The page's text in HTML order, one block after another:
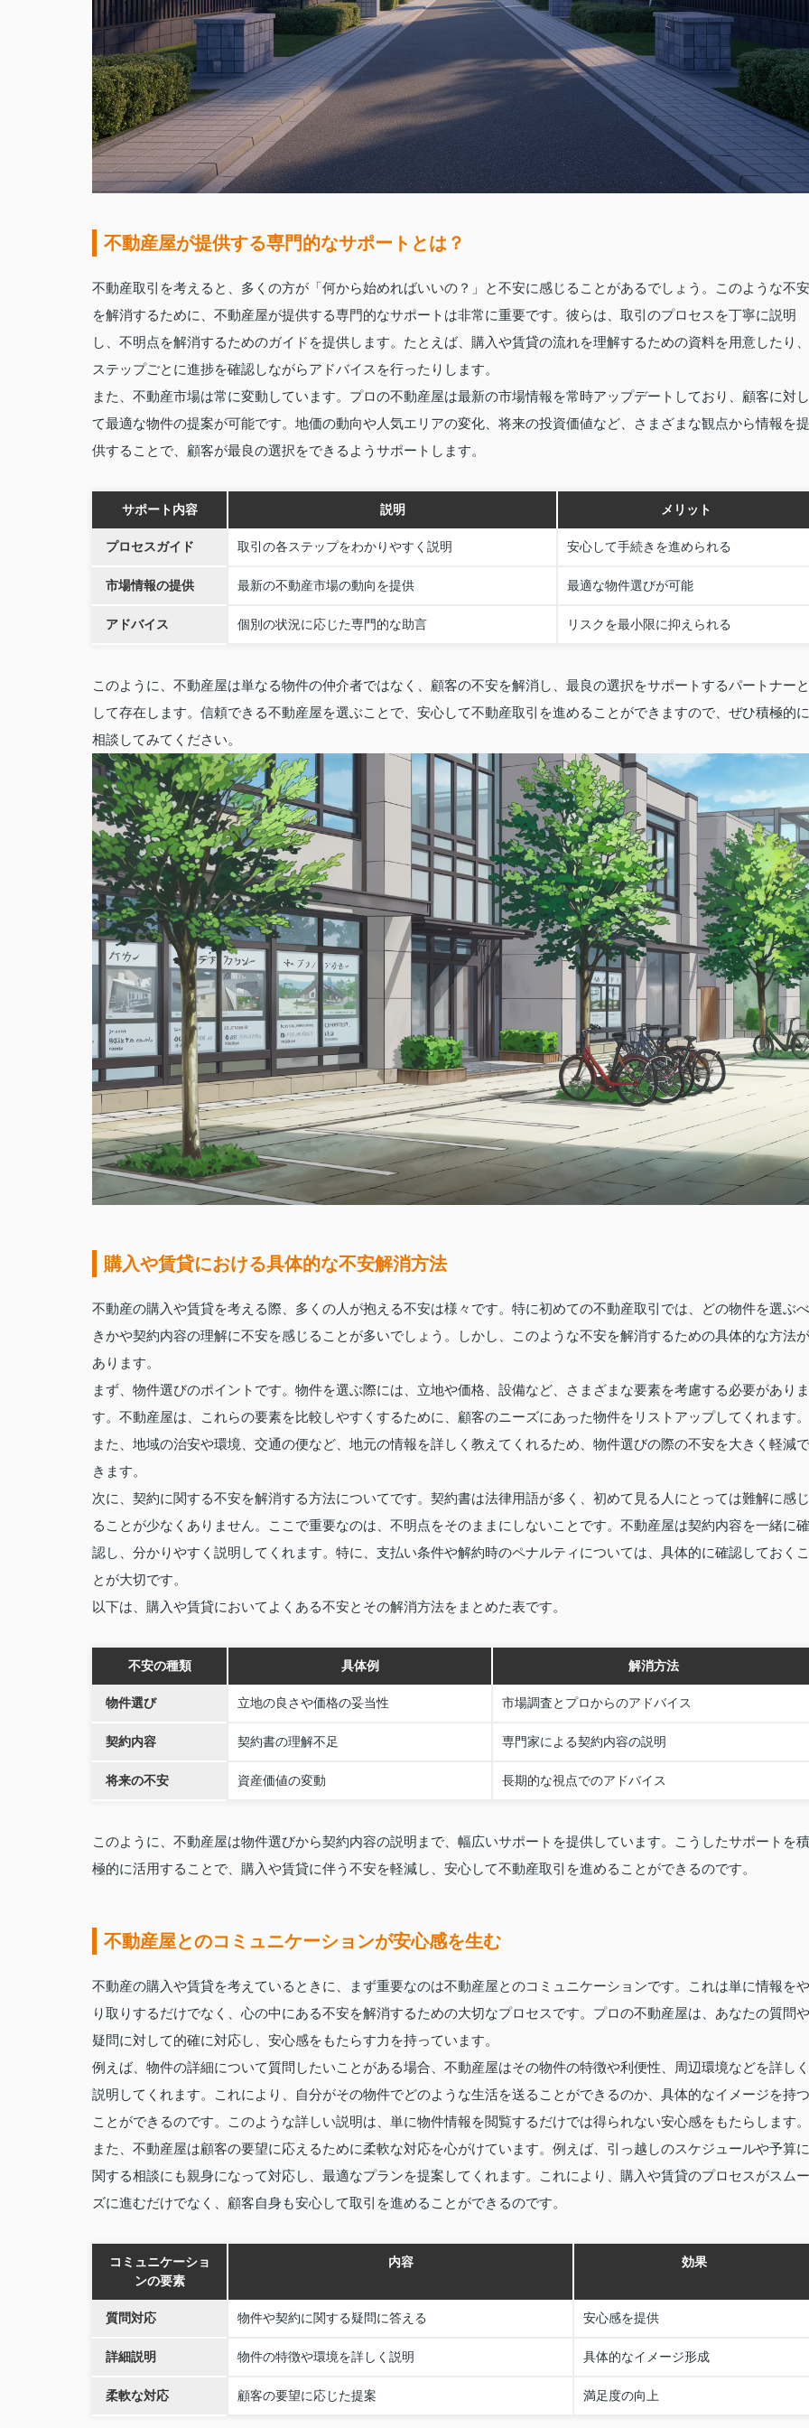
不動産屋が提供する専門的なサポートとは？
不動産取引を考えると、多くの方が「何から始めればいいの？」と不安に感じることがあるでしょう。このような不安
を解消するために、不動産屋が提供する専門的なサポートは非常に重要です。彼らは、取引のプロセスを丁寧に説明
し、不明点を解消するためのガイドを提供します。たとえば、購入や賃貸の流れを理解するための資料を用意したり、
ステップごとに進捗を確認しながらアドバイスを行ったりします。
また、不動産市場は常に変動しています。プロの不動産屋は最新の市場情報を常時アップデートしており、顧客に対し
て最適な物件の提案が可能です。地価の動向や人気エリアの変化、将来の投資価値など、さまざまな観点から情報を提
供することで、顧客が最良の選択をできるようサポートします。
サポート内容 説明 メリット
プロセスガイド 取引の各ステップをわかりやすく説明 安心して手続きを進められる
市場情報の提供 最新の不動産市場の動向を提供 最適な物件選びが可能
アドバイス 個別の状況に応じた専門的な助言 リスクを最小限に抑えられる
このように、不動産屋は単なる物件の仲介者ではなく、顧客の不安を解消し、最良の選択をサポートするパートナーと
して存在します。信頼できる不動産屋を選ぶことで、安心して不動産取引を進めることができますので、ぜひ積極的に
相談してみてください。
購入や賃貸における具体的な不安解消方法
不動産の購入や賃貸を考える際、多くの人が抱える不安は様々です。特に初めての不動産取引では、どの物件を選ぶべ
きかや契約内容の理解に不安を感じることが多いでしょう。しかし、このような不安を解消するための具体的な方法が
あります。
まず、物件選びのポイントです。物件を選ぶ際には、立地や価格、設備など、さまざまな要素を考慮する必要がありま
す。不動産屋は、これらの要素を比較しやすくするために、顧客のニーズにあった物件をリストアップしてくれます。
また、地域の治安や環境、交通の便など、地元の情報を詳しく教えてくれるため、物件選びの際の不安を大きく軽減で
きます。
次に、契約に関する不安を解消する方法についてです。契約書は法律用語が多く、初めて見る人にとっては難解に感じ
ることが少なくありません。ここで重要なのは、不明点をそのままにしないことです。不動産屋は契約内容を一緒に確
認し、分かりやすく説明してくれます。特に、支払い条件や解約時のペナルティについては、具体的に確認しておくこ
とが大切です。
以下は、購入や賃貸においてよくある不安とその解消方法をまとめた表です。
不安の種類 具体例 解消方法
物件選び 立地の良さや価格の妥当性 市場調査とプロからのアドバイス
契約内容 契約書の理解不足 専門家による契約内容の説明
将来の不安 資産価値の変動 長期的な視点でのアドバイス
このように、不動産屋は物件選びから契約内容の説明まで、幅広いサポートを提供しています。こうしたサポートを積
極的に活用することで、購入や賃貸に伴う不安を軽減し、安心して不動産取引を進めることができるのです。
不動産屋とのコミュニケーションが安心感を生む
不動産の購入や賃貸を考えているときに、まず重要なのは不動産屋とのコミュニケーションです。これは単に情報をや
り取りするだけでなく、心の中にある不安を解消するための大切なプロセスです。プロの不動産屋は、あなたの質問や
疑問に対して的確に対応し、安心感をもたらす力を持っています。
例えば、物件の詳細について質問したいことがある場合、不動産屋はその物件の特徴や利便性、周辺環境などを詳しく
説明してくれます。これにより、自分がその物件でどのような生活を送ることができるのか、具体的なイメージを持つ
ことができるのです。このような詳しい説明は、単に物件情報を閲覧するだけでは得られない安心感をもたらします。
また、不動産屋は顧客の要望に応えるために柔軟な対応を心がけています。例えば、引っ越しのスケジュールや予算に
関する相談にも親身になって対応し、最適なプランを提案してくれます。これにより、購入や賃貸のプロセスがスムー
ズに進むだけでなく、顧客自身も安心して取引を進めることができるのです。
コミュニケーショ
ンの要素
内容 効果
質問対応 物件や契約に関する疑問に答える 安心感を提供
詳細説明 物件の特徴や環境を詳しく説明 具体的なイメージ形成
柔軟な対応 顧客の要望に応じた提案 満足度の向上